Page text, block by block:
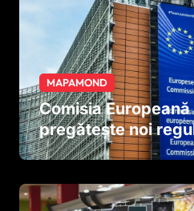
MAPAMOND
Comisia Europeană
pregătește noi
tutun și țigările